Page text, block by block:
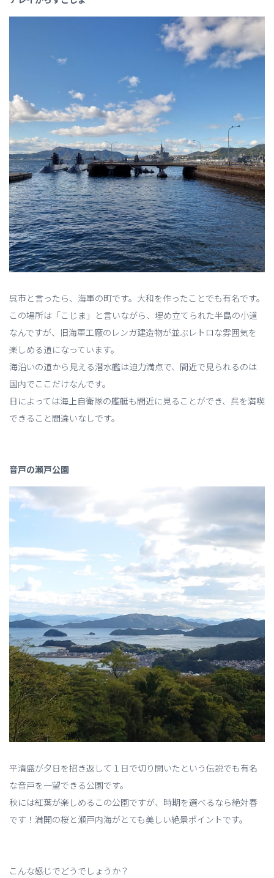
呉市と言ったら、海軍の町です。大和を作ったことでも有名です。
この場所は「こじま」と言いながら、埋め立てられた半島の小道
なんですが、旧海軍工廠のレンガ建造物が並ぶレトロな雰囲気を
楽しめる道になっています。
海沿いの道から見える潜水艦は迫力満点で、間近で見られるのは
国内でここだけなんです。
日によっては海上自衛隊の艦艇も間近に見ることができ、呉を満喫
できること間違いなしです。
音戸の瀬戸公園
平清盛が夕日を招き返して１日で切り開いたという伝説でも有名
な音戸を一望できる公園です。
秋には紅葉が楽しめるこの公園ですが、時期を選べるなら絶対春
です！満開の桜と瀬戸内海がとても美しい絶景ポイントです。
こんな感じでどうでしょうか？